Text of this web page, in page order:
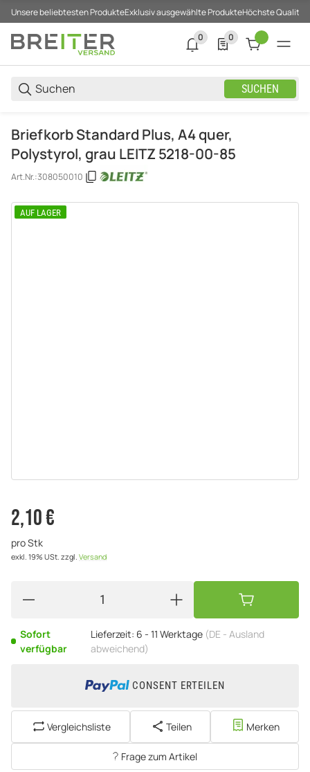
Unsere beliebtesten ProdukteExklusiv ausgewählte ProdukteHöchste Qualität
SUCHEN
0
0 neue Notifizierungen
0
0 Produkte in der
Briefkorb Standard Plus, A4 quer,
Polystyrol, grau LEITZ 5218-00-85
Art.Nr.:308050010
AUF LAGER
2,10 €
pro Stk
exkl. 19% USt. zzgl. Versand
Sofort
verfügbar
Lieferzeit: 6 - 11 Werktage (DE - Ausland
abweichend)
CONSENT ERTEILEN
Vergleichsliste Teilen Merken
Frage zum Artikel